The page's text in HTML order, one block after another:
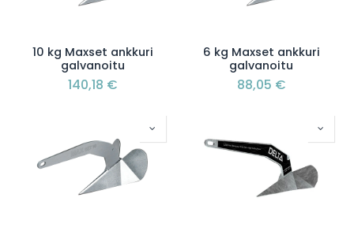
10 kg Maxset ankkuri
galvanoitu
140,18 €
6 kg Maxset ankkuri
galvanoitu
88,05 €